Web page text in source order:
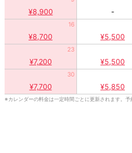
¥8,900 -
16
¥8,700 ¥5,500
23
¥7,200 ¥5,500
30
¥7,700 ¥5,850
※カレンダーの料金は一定時間ごとに更新されます。